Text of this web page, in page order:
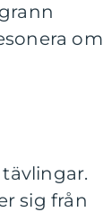
om
sig från